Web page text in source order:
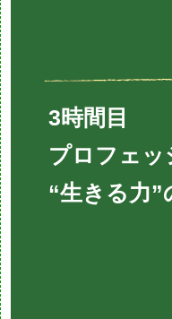
3時間目
プロフェッ
“生きる力”